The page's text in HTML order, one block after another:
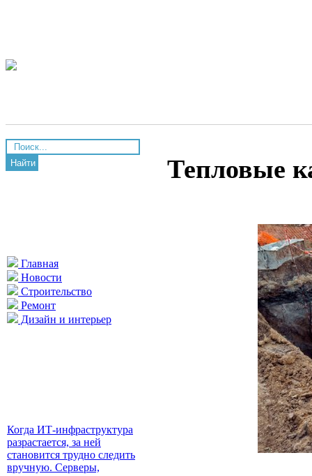
Найти
Главная
Новости
Строительство
Ремонт
Дизайн и интерьер
Когда ИТ-инфраструктура
разрастается, за ней
становится трудно следить
вручную. Серверы,
Тепловые